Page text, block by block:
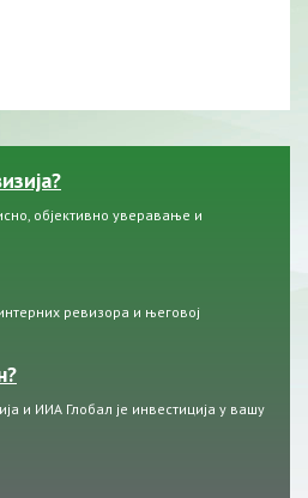
објективно уверавање и
ревизора и његовој
и ИИА Глобал је инвестиција у вашу